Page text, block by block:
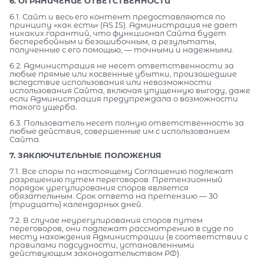
6.1. Сайт и весь его контент предоставляются по
принципу «как есть» (AS IS). Администрация не дает
никаких гарантий, что функционал Сайта будет
бесперебойным и безошибочным, а результаты,
полученные с его помощью, — точными и надежными.
6.2. Администрация не несет ответственности за
любые прямые или косвенные убытки, произошедшие
вследствие использования или невозможности
использования Сайта, включая упущенную выгоду, даже
если Администрация предупреждала о возможности
такого ущерба.
6.3. Пользователь несет полную ответственность за
любые действия, совершенные им с использованием
Сайта.
7. ЗАКЛЮЧИТЕЛЬНЫЕ ПОЛОЖЕНИЯ
7.1. Все споры по настоящему Соглашению подлежат
разрешению путем переговоров. Претензионный
порядок урегулирования споров является
обязательным. Срок ответа на претензию — 30
(тридцать) календарных дней.
7.2. В случае неурегулирования споров путем
переговоров, они подлежат рассмотрению в суде по
месту нахождения Администрации (в соответствии с
правилами подсудности, установленными
действующим законодательством РФ).